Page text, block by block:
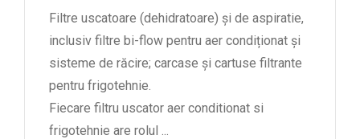
Filtre uscatoare (dehidratoare) și de aspiratie,
inclusiv filtre bi-flow pentru aer condiționat și
sisteme de răcire; carcase și cartuse filtrante
pentru frigotehnie.
Fiecare filtru uscator aer conditionat si
frigotehnie are rolul ...